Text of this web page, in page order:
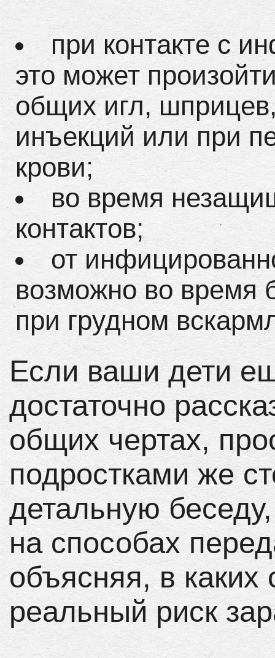
при контакте с
это может
общих игл,
инъекций или при
крови;
во время
контактов;
от
возможно во время
при грудном
Если ваши дети
достаточно
общих чертах,
подростками же
детальную
на способах
объясняя, в каких
реальный риск